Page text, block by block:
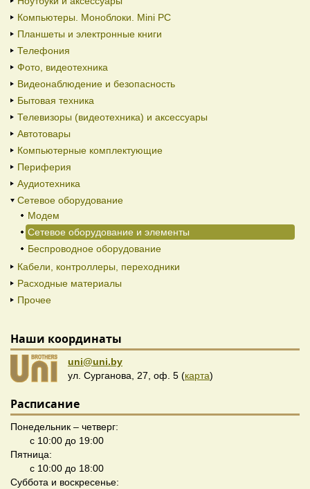
Компьютеры. Моноблоки. Mini PC
Планшеты и электронные книги
Телефония
Фото, видеотехника
Видеонаблюдение и безопасность
Бытовая техника
Телевизоры (видеотехника) и аксессуары
Автотовары
Компьютерные комплектующие
Периферия
Аудиотехника
Сетевое оборудование
Модем
Сетевое оборудование и элементы
Беспроводное оборудование
Кабели, контроллеры, переходники
Расходные материалы
Прочее
Наши координаты
uni@uni.by
ул. Сурганова, 27, оф. 5 (карта)
Расписание
Понедельник – четверг:
с 10:00 до 19:00
Пятница:
с 10:00 до 18:00
Суббота и воскресенье: